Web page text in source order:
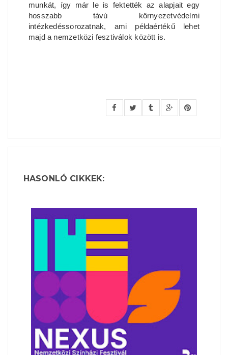
munkát, így már le is fektették az alapjait egy
hosszabb távú környezetvédelmi
intézkedéssorozatnak, ami példaértékű lehet
majd a nemzetközi fesztiválok között is.
HASONLÓ CIKKEK: